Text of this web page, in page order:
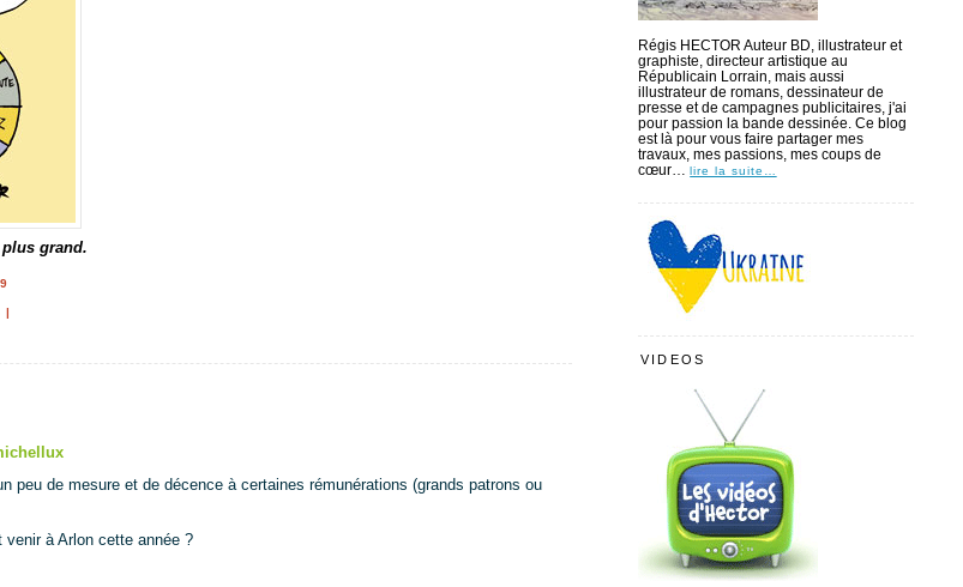
grand.
|
peu de mesure et de décence à certaines rémunérations (grands patrons ou
à Arlon cette année ?
Régis HECTOR Auteur BD, illustrateur et
graphiste, directeur artistique au
Républicain Lorrain, mais aussi
illustrateur de romans, dessinateur de
presse et de campagnes publicitaires, j'ai
pour passion la bande dessinée. Ce blog
est là pour vous faire partager mes
travaux, mes passions, mes coups de
cœur…lire la suite…
VIDEOS